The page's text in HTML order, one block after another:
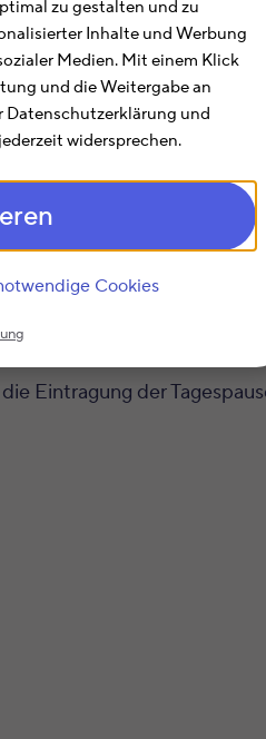
zu gestalten und zu
Inhalte und Werbung
Medien. Mit einem Klick
und die Weitergabe an
Datenschutzerklärung und
widersprechen.
Cookies
es durchaus
und kann die
hat damit Einkünfte aus
wirkt sich die
Fall zusteht. Einen
Pauschbetrag gibt und die
Eintragung der